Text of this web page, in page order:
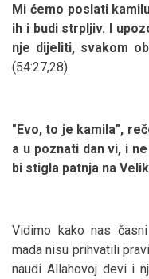
Mi ćemo poslati
ih i budi strpljiv. I
nje dijeliti, svakom
(54:27,28)
"Evo, to je kamila",
a u poznati dan vi, i
bi stigla patnja na
Vidimo kako nas
mada nisu prihvatili
naudi Allahovoj devi i